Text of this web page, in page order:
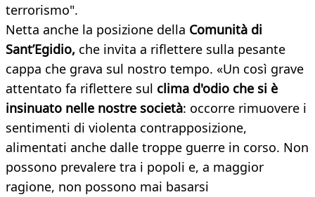
terrorismo".
Netta anche la posizione della Comunità di
Sant’Egidio, che invita a riflettere sulla pesante
cappa che grava sul nostro tempo. «Un così grave
attentato fa riflettere sul clima d'odio che si è
insinuato nelle nostre società: occorre rimuovere i
sentimenti di violenta contrapposizione,
alimentati anche dalle troppe guerre in corso. Non
possono prevalere tra i popoli e, a maggior
ragione, non possono mai basarsi